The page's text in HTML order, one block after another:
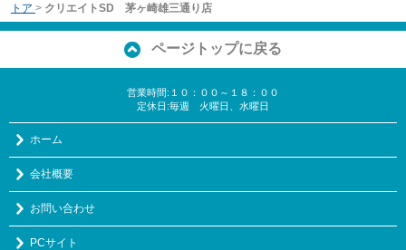
トア > クリエイトSD 茅ヶ崎雄三通り店
ページトップに戻る
営業時間:１０：００～１８：００
定休日:毎週 火曜日、水曜日
ホーム
会社概要
お問い合わせ
PCサイト